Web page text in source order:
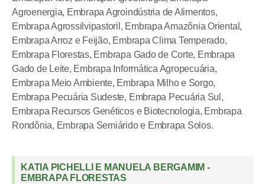
Agroenergia, Embrapa Agroindústria de Alimentos,
Embrapa Agrossilvipastoril, Embrapa Amazônia Oriental,
Embrapa Arroz e Feijão, Embrapa Clima Temperado,
Embrapa Florestas, Embrapa Gado de Corte, Embrapa
Gado de Leite, Embrapa Informática Agropecuária,
Embrapa Meio Ambiente, Embrapa Milho e Sorgo,
Embrapa Pecuária Sudeste, Embrapa Pecuária Sul,
Embrapa Recursos Genéticos e Biotecnologia, Embrapa
Rondônia, Embrapa Semiárido e Embrapa Solos.
KATIA PICHELLI E MANUELA BERGAMIM -
EMBRAPA FLORESTAS